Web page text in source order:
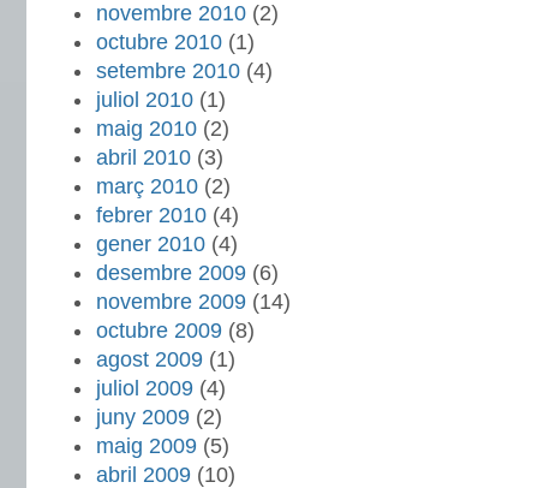
novembre 2010 (2)
octubre 2010 (1)
setembre 2010 (4)
juliol 2010 (1)
maig 2010 (2)
abril 2010 (3)
març 2010 (2)
febrer 2010 (4)
gener 2010 (4)
desembre 2009 (6)
novembre 2009 (14)
octubre 2009 (8)
agost 2009 (1)
juliol 2009 (4)
juny 2009 (2)
maig 2009 (5)
abril 2009 (10)